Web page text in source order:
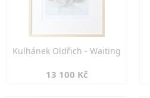
Kulhánek Oldřich - Waiting
13 100 Kč